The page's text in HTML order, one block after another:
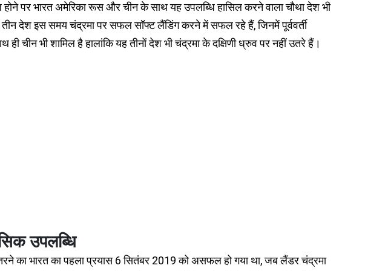
पर भारत अमेरिका रूस और चीन के साथ यह उपलब्धि हासिल करने वाला चौथा देश भी
देश इस समय चंद्रमा पर सफल सॉफ्ट लैंडिंग करने में सफल रहे हैं, जिनमें पूर्ववर्ती
चीन भी शामिल है हालांकि यह तीनों देश भी चंद्रमा के दक्षिणी ध्रुव पर नहीं उतरे हैं।
उपलब्धि
का भारत का पहला प्रयास 6 सितंबर 2019 को असफल हो गया था, जब लैंडर चंद्रमा